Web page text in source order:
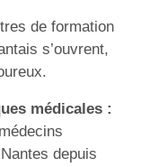
de formation
s’ouvrent,
médicales :
depuis